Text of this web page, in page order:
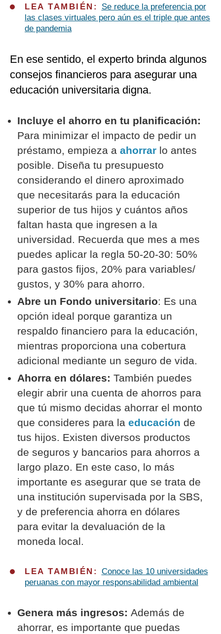
LEA TAMBIÉN: Se reduce la preferencia por
las clases virtuales pero aún es el triple que antes
de pandemia
En ese sentido, el experto brinda algunos
consejos financieros para asegurar una
educación universitaria digna.
Incluye el ahorro en tu planificación:
Para minimizar el impacto de pedir un
préstamo, empieza a ahorrar lo antes
posible. Diseña tu presupuesto
considerando el dinero aproximado
que necesitarás para la educación
superior de tus hijos y cuántos años
faltan hasta que ingresen a la
universidad. Recuerda que mes a mes
puedes aplicar la regla 50-20-30: 50%
para gastos fijos, 20% para variables/
gustos, y 30% para ahorro.
Abre un Fondo universitario: Es una
opción ideal porque garantiza un
respaldo financiero para la educación,
mientras proporciona una cobertura
adicional mediante un seguro de vida.
Ahorra en dólares: También puedes
elegir abrir una cuenta de ahorros para
que tú mismo decidas ahorrar el monto
que consideres para la educación de
tus hijos. Existen diversos productos
de seguros y bancarios para ahorros a
largo plazo. En este caso, lo más
importante es asegurar que se trata de
una institución supervisada por la SBS,
y de preferencia ahorra en dólares
para evitar la devaluación de la
moneda local.
LEA TAMBIÉN: Conoce las 10 universidades
peruanas con mayor responsabilidad ambiental
Genera más ingresos: Además de
ahorrar, es importante que puedas